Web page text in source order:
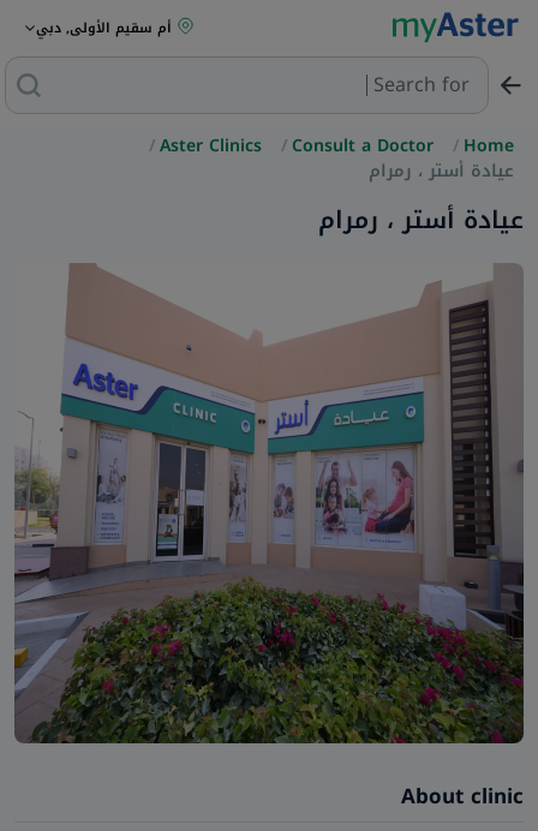
أم سقيم الأولى, دبي
Search for
Home
Consult a Doctor
Aster Clinics
عيادة أستر ، رمرام
عيادة أستر ، رمرام
About clinic